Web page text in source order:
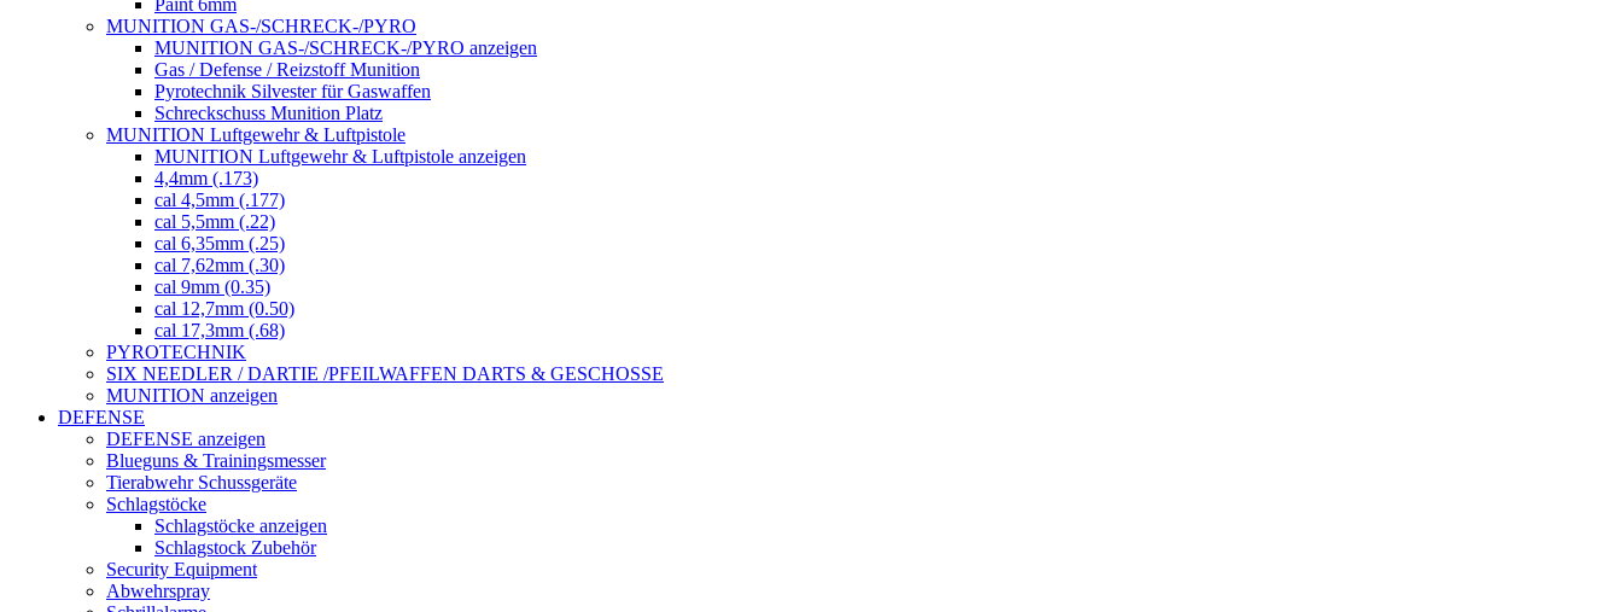
Paint 6mm
MUNITION GAS-/SCHRECK-/PYRO
MUNITION GAS-/SCHRECK-/PYRO anzeigen
Gas / Defense / Reizstoff Munition
Pyrotechnik Silvester für Gaswaffen
Schreckschuss Munition Platz
MUNITION Luftgewehr & Luftpistole
MUNITION Luftgewehr & Luftpistole anzeigen
4,4mm (.173)
cal 4,5mm (.177)
cal 5,5mm (.22)
cal 6,35mm (.25)
cal 7,62mm (.30)
cal 9mm (0.35)
cal 12,7mm (0.50)
cal 17,3mm (.68)
PYROTECHNIK
SIX NEEDLER / DARTIE /PFEILWAFFEN DARTS & GESCHOSSE
MUNITION anzeigen
DEFENSE
DEFENSE anzeigen
Blueguns & Trainingsmesser
Tierabwehr Schussgeräte
Schlagstöcke
Schlagstöcke anzeigen
Schlagstock Zubehör
Security Equipment
Abwehrspray